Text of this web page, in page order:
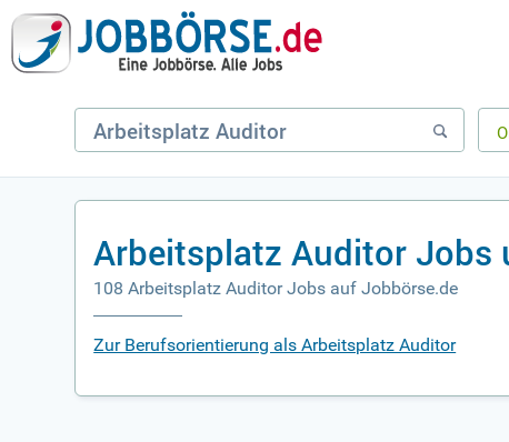
Arbeitsplatz Auditor Jobs
108 Arbeitsplatz Auditor Jobs auf Jobbörse.de
Zur Berufsorientierung als Arbeitsplatz Auditor